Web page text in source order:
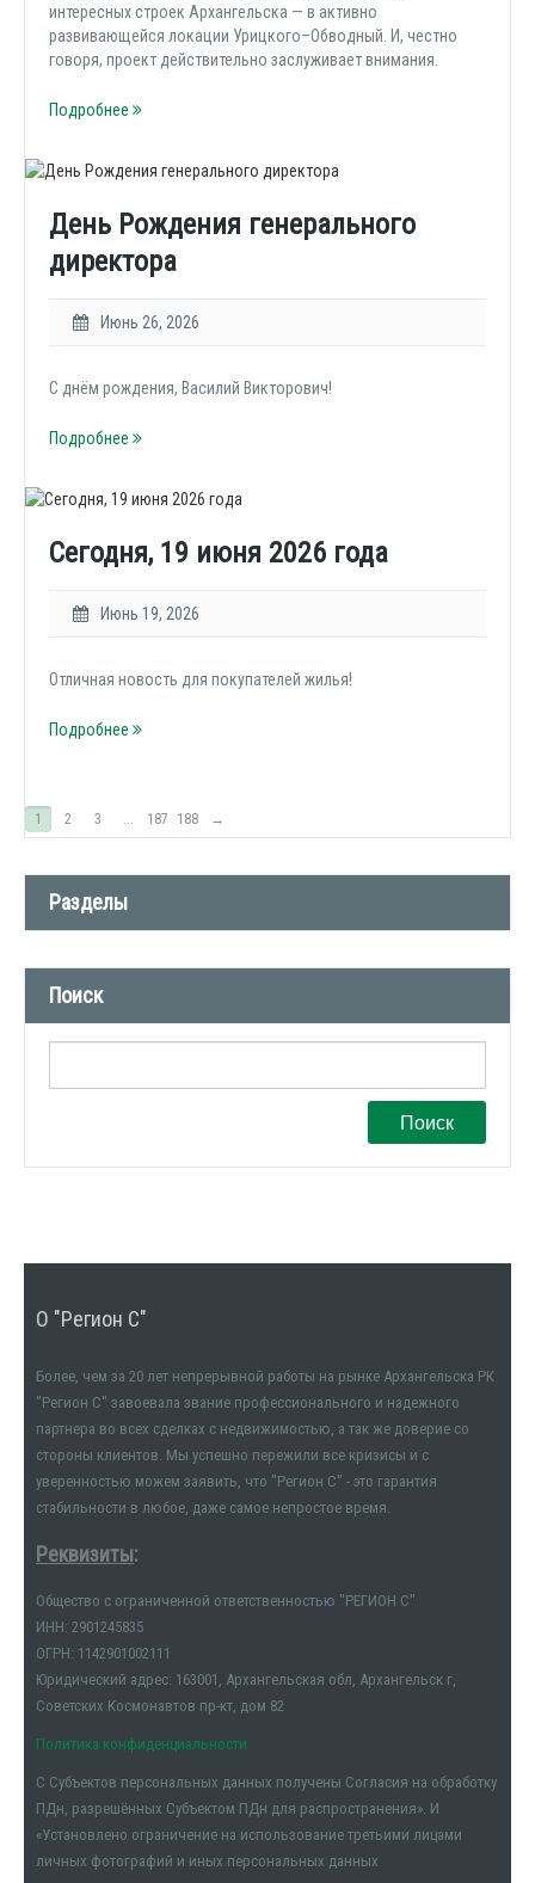
интересных строек Архангельска — в активно
развивающейся локации Урицкого–Обводный. И, честно
говоря, проект действительно заслуживает внимания.
Подробнее
День Рождения генерального
директора
Июнь 26, 2026
С днём рождения, Василий Викторович!
Подробнее
Сегодня, 19 июня 2026 года
Июнь 19, 2026
Отличная новость для покупателей жилья!
Подробнее
1 2 3 ... 187 188 →
Разделы
Новости компании (509)
СМИ о нас (1)
Поиск
Поиск
О "Регион С"
Более, чем за 20 лет непрерывной работы на рынке Архангельска РК
"Регион С" завоевала звание профессионального и надежного
партнера во всех сделках с недвижимостью, а так же доверие со
стороны клиентов. Мы успешно пережили все кризисы и с
уверенностью можем заявить, что "Регион С" - это гарантия
стабильности в любое, даже самое непростое время.
Реквизиты:
Общество с ограниченной ответственностью "РЕГИОН С"
ИНН: 2901245835
ОГРН: 1142901002111
Юридический адрес: 163001, Архангельская обл, Архангельск г,
Советских Космонавтов пр-кт, дом 82
Политика конфиденциальности
С Субъектов персональных данных получены Согласия на обработку
ПДн, разрешённых Субъектом ПДн для распространения». И
«Установлено ограничение на использование третьими лицами
личных фотографий и иных персональных данных